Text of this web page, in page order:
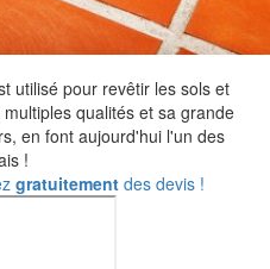
utilisé pour revêtir les sols et
qualités et sa grande
en font aujourd'hui l'un des
!
gratuitement des devis !